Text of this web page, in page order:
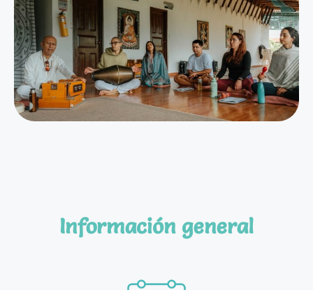
Información general